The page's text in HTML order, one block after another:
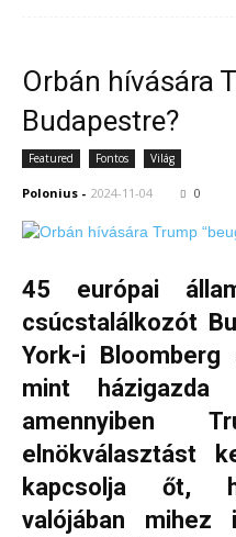
Orbán hívására
Budapestre?
Featured Fontos Világ
Polonius - 2024-11-04 0
45 európai
csúcstalálkozót
York-i
mint
amennyiben
elnökválasztást
kapcsolja őt,
valójában